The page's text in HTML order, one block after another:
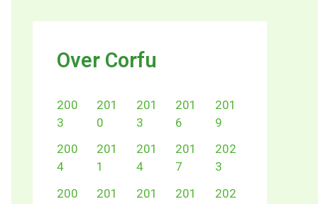
Over Corfu
200
3
200
4
200
201
0
201
1
201
201
3
201
4
201
201
6
201
7
201
201
9
202
3
202